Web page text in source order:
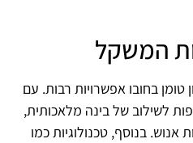
המשקל
בחובו אפשרויות רבות. עם
לשילוב של בינה מלאכותית,
בנוסף, טכנולוגיות כמו